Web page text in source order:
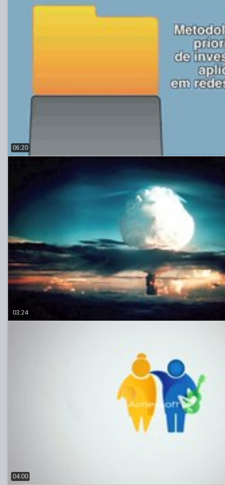
06:20
03:24
04:00